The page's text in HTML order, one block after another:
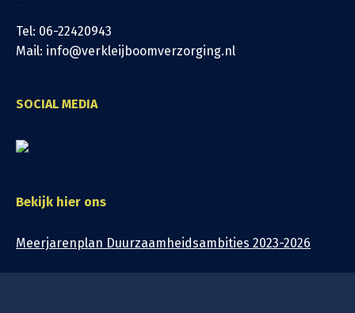
Tel: 06-22420943
Mail: info@verkleijboomverzorging.nl
SOCIAL MEDIA
Bekijk hier ons
Meerjarenplan Duurzaamheidsambities 2023-2026